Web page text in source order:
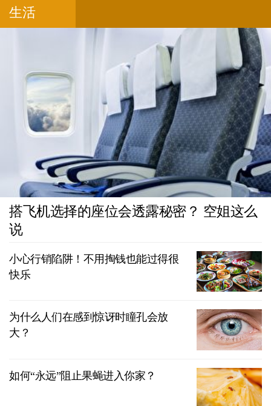
生活
搭飞机选择的座位会透露秘密？ 空姐这么
说
小心行销陷阱！不用掏钱也能过得很
快乐
为什么人们在感到惊讶时瞳孔会放
大？
如何“永远”阻止果蝇进入你家？